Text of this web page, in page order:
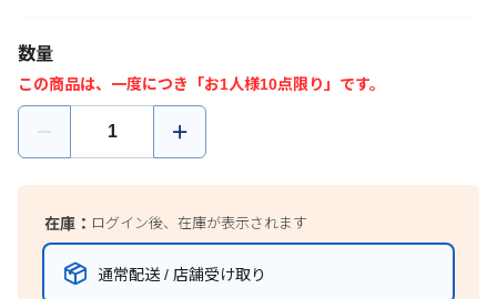
数量
この商品は、一度につき「お1人様10点限り」です。
在庫： ログイン後、在庫が表示されます
通常配送 / 店舗受け取り